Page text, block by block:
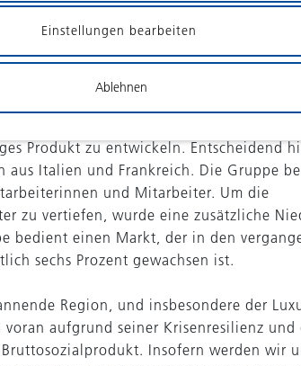
für die Private-Equity-Branche, um hier
Hebeln zu unterstützen.
Equity-Investition in Italien ist die
Hersteller von Applikationen für die
ist die Fähigkeit, aus
Produkt zu entwickeln. Entscheidend
aus Italien und Frankreich. Die Gruppe
und Mitarbeiter. Um die
zu vertiefen, wurde eine zusätzliche
bedient einen Markt, der in den
sechs Prozent gewachsen ist.
Region, und insbesondere der
aufgrund seiner Krisenresilienz und
Bruttosozialprodukt. Insofern werden wir
Einstellungen bearbeiten
Ablehnen